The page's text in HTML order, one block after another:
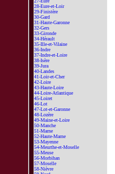
28-Eure-et-Loir
29-Finistère
30-Gard
31-Haute-Garonne
32-Gers
33-Gironde
34-Hérault
35-Ille-et-Vilaine
36-Indre
37-Indre-et-Loire
38-Isère
39-Jura
40-Landes
41-Loir-et-Cher
42-Loire
43-Haute-Loire
44-Loire-Atlantique
45-Loiret
46-Lot
47-Lot-et-Garonne
48-Lozère
49-Maine-et-Loire
50-Manche
51-Marne
52-Haute-Marne
53-Mayenne
54-Meurthe-et-Moselle
55-Meuse
56-Morbihan
57-Moselle
58-Nièvre